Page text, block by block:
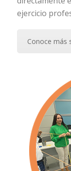
ejercicio
Conoce más